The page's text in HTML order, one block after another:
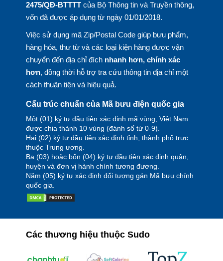
2475/QĐ-BTTTTcủa Bộ Thông tin và Truyền thông,
vốn đã được áp dụng từ ngày 01/01/2018.
Việc sử dụng mã Zip/Postal Code giúp bưu phẩm,
hàng hóa, thư từ và các loại kiện hàng được vận
chuyển đến địa chỉ đích nhanh hơn, chính xác
hơn, đồng thời hỗ trợ tra cứu thông tin địa chỉ một
cách thuận tiện và hiệu quả.
Cấu trúc chuẩn của Mã bưu điện quốc gia
Một (01) ký tự đầu tiên xác định mã vùng, Việt Nam
được chia thành 10 vùng (đánh số từ 0-9).
Hai (02) ký tự đầu tiên xác định tỉnh, thành phố trực
thuộc Trung ương.
Ba (03) hoặc bốn (04) ký tự đầu tiên xác định quận,
huyện và đơn vị hành chính tương đương.
Năm (05) ký tự xác định đối tượng gán Mã bưu chính
quốc gia.
Các thương hiệu thuộc Sudo